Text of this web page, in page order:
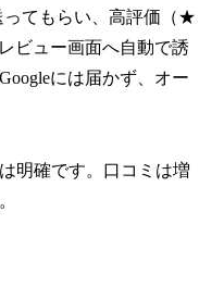
ってもらい、高評価（★
ビュー画面へ自動で誘
には届かず、オー
明確です。口コミは増